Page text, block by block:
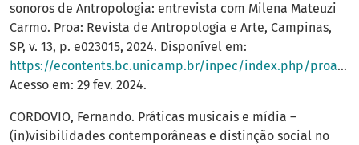
sonoros de Antropologia: entrevista com Milena Mateuzi
Carmo. Proa: Revista de Antropologia e Arte, Campinas,
SP, v. 13, p. e023015, 2024. Disponível em:
https://econtents.bc.unicamp.br/inpec/index.php/proa/article/view/18356
Acesso em: 29 fev. 2024.
CORDOVIO, Fernando. Práticas musicais e mídia –
(in)visibilidades contemporâneas e distinção social no